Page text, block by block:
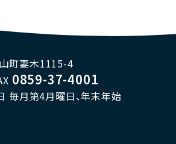
町妻木1115-4
0859-37-4001
毎月第4月曜日、年末年始